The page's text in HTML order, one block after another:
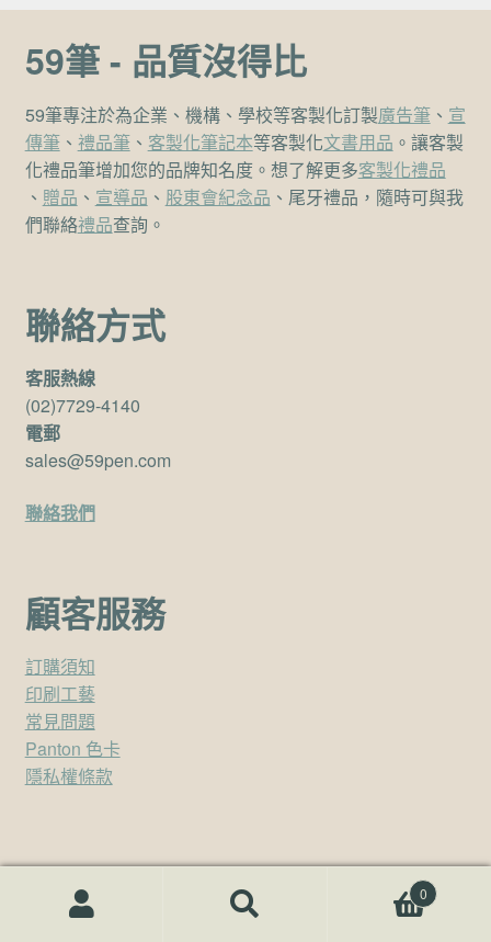
59筆 - 品質沒得比
59筆專注於為企業、機構、學校等客製化訂製廣告筆、 宣
傳筆、 禮品筆、 客製化筆記本等客製化文書用品 。讓客製
化禮品筆增加您的品牌知名度。想了解更多客製化禮品
、 贈品 、 宣導品 、 股東會紀念品 、尾牙禮品，隨時可與我
們聯絡禮品查詢。
聯絡方式
客服熱線
(02)7729-4140
電郵
sales@59pen.com
聯絡我們
顧客服務
訂購須知
印刷工藝
常見問題
Panton 色卡
隱私權條款
禮品客製贊助廠商
搜尋關鍵字:
0